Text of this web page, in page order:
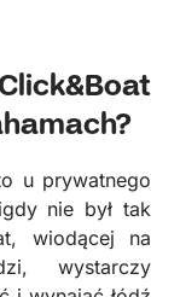
u prywatnego
nie był tak
wiodącej na
wystarczy